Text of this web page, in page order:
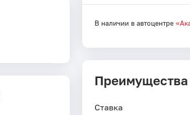
В наличии в автоцентре
Преимущества
Ставка